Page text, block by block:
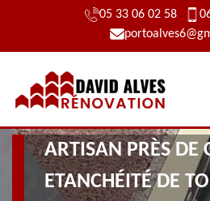
05 33 06 02 58
ARTISAN PRÈS DE
ETANCHÉITÉ DE